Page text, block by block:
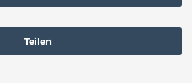
Teilen